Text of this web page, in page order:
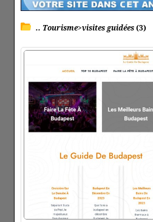
.. Tourisme>visites guidées(3)